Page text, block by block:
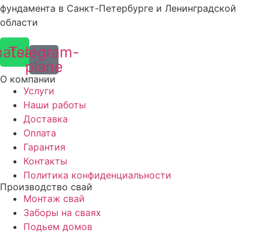
фундамента в Санкт-Петербурге и Ленинградской
области
Telegram-
plane
О компании
Услуги
Наши работы
Доставка
Оплата
Гарантия
Контакты
Политика конфиденциальности
Производство свай
Монтаж свай
Заборы на сваях
Подьем домов